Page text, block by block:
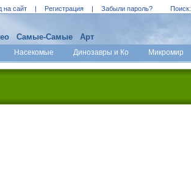
на сайт | Регистрация | Забыли пароль? Поиск:
Насекомые Динозавры и Ко Микромир
Самые-Самые Арт